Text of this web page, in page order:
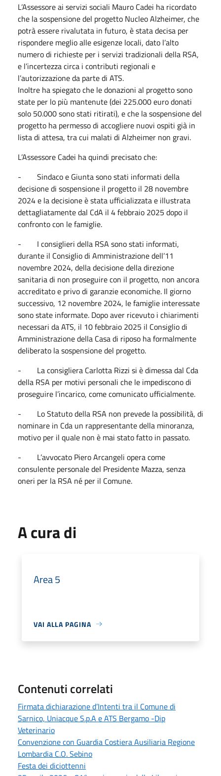
L’Assessore ai servizi sociali Mauro Cadei ha ricordato
che la sospensione del progetto Nucleo Alzheimer, che
potrà essere rivalutata in futuro, è stata decisa per
rispondere meglio alle esigenze locali, dato l’alto
numero di richieste per i servizi tradizionali della RSA,
e l’incertezza circa i contributi regionali e
l’autorizzazione da parte di ATS.
Inoltre ha spiegato che le donazioni al progetto sono
state per lo più mantenute (dei 225.000 euro donati
solo 50.000 sono stati ritirati), e che la sospensione del
progetto ha permesso di accogliere nuovi ospiti già in
lista di attesa, tra cui malati di Alzheimer non gravi.
L’Assessore Cadei ha quindi precisato che:
- Sindaco e Giunta sono stati informati della
decisione di sospensione il progetto il 28 novembre
2024 e la decisione è stata ufficializzata e illustrata
dettagliatamente dal CdA il 4 febbraio 2025 dopo il
confronto con le famiglie.
- I consiglieri della RSA sono stati informati,
durante il Consiglio di Amministrazione dell’11
novembre 2024, della decisione della direzione
sanitaria di non proseguire con il progetto, non ancora
accreditato e privo di garanzie economiche. Il giorno
successivo, 12 novembre 2024, le famiglie interessate
sono state informate. Dopo aver ricevuto i chiarimenti
necessari da ATS, il 10 febbraio 2025 il Consiglio di
Amministrazione della Casa di riposo ha formalmente
deliberato la sospensione del progetto.
- La consigliera Carlotta Rizzi si è dimessa dal Cda
della RSA per motivi personali che le impediscono di
proseguire l’incarico, come comunicato ufficialmente.
- Lo Statuto della RSA non prevede la possibilità, di
nominare in Cda un rappresentante della minoranza,
motivo per il quale non è mai stato fatto in passato.
- L’avvocato Piero Arcangeli opera come
consulente personale del Presidente Mazza, senza
oneri per la RSA né per il Comune.
A cura di
Area 5
VAI ALLA PAGINA
Contenuti correlati
Firmata dichiarazione d’Intenti tra il Comune di
Sarnico, Uniacque S.p.A e ATS Bergamo -Dip
Veterinario
Convenzione con Guardia Costiera Ausiliaria Regione
Lombardia C.O. Sebino
Festa dei diciottenni